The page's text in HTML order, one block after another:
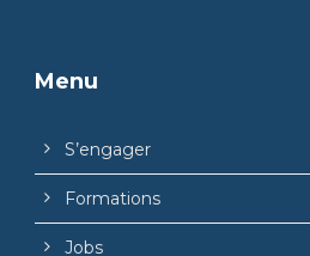
Menu
S’engager
Formations
Jobs